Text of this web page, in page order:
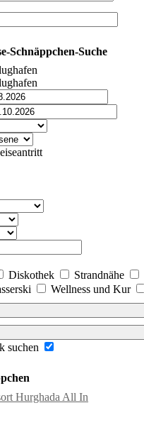
Schnäppchen-Suche
Diskothek Strandnähe
Wellness und Kur
suchen
Hurghada All In